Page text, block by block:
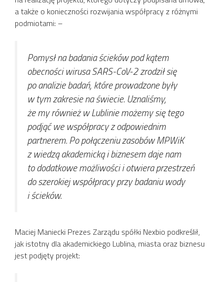
a także o konieczności rozwijania współpracy z różnymi
podmiotami: –
Pomysł na badania ścieków pod kątem
obecności wirusa SARS-CoV-2 zrodził się
po analizie badań, które prowadzone były
w tym zakresie na świecie. Uznaliśmy,
że my również w Lublinie możemy się tego
podjąć we współpracy z odpowiednim
partnerem. Po połączeniu zasobów MPWiK
z wiedzą akademicką i biznesem daje nam
to dodatkowe możliwości i otwiera przestrzeń
do szerokiej współpracy przy badaniu wody
i ścieków.
Maciej Maniecki Prezes Zarządu spółki Nexbio podkreślił,
jak istotny dla akademickiego Lublina, miasta oraz biznesu
jest podjęty projekt: